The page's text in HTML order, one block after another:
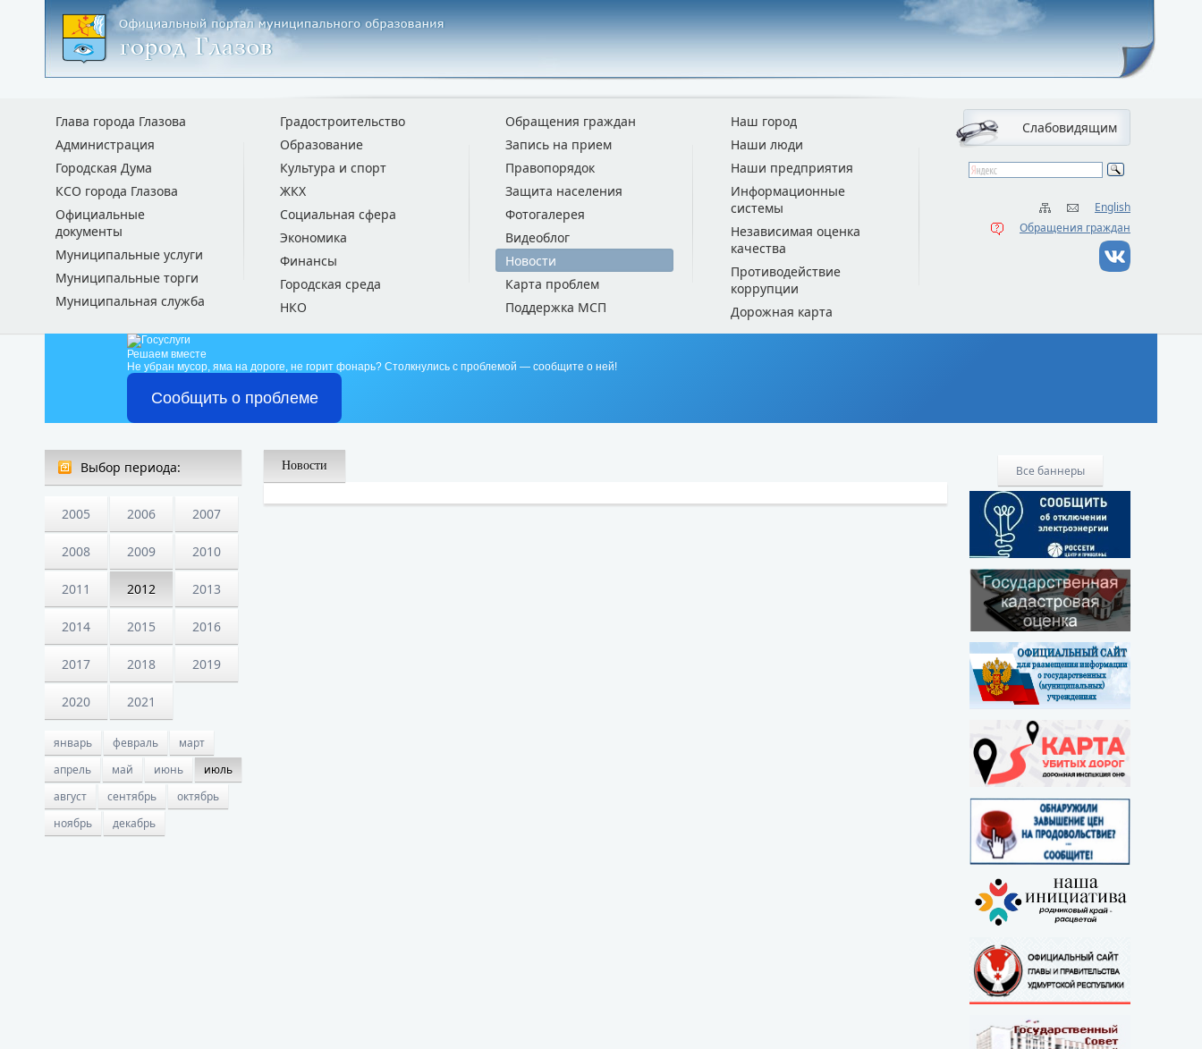
Слабовидящим
English
Обращения граждан
Глава города Глазова
Администрация
Городская Дума
КСО города Глазова
Официальные
документы
Муниципальные услуги
Муниципальные торги
Муниципальная служба
Градостроительство
Образование
Культура и спорт
ЖКХ
Социальная сфера
Экономика
Финансы
Городская среда
НКО
Обращения граждан
Запись на прием
Правопорядок
Защита населения
Фотогалерея
Видеоблог
Новости
Карта проблем
Поддержка МСП
Наш город
Наши люди
Наши предприятия
Информационные
системы
Независимая оценка
качества
Противодействие
коррупции
Дорожная карта
Решаем вместе
Не убран мусор, яма на дороге, не горит фонарь? Столкнулись с проблемой — сообщите о ней!
Сообщить о проблеме
Выбор периода:
2005 2006 2007
2008 2009 2010
2011 2012 2013
2014 2015 2016
2017 2018 2019
2020 2021
январь февраль
март
апрель
май июнь
июль
август
сентябрь
октябрь
ноябрь
декабрь
Все баннеры
Новости